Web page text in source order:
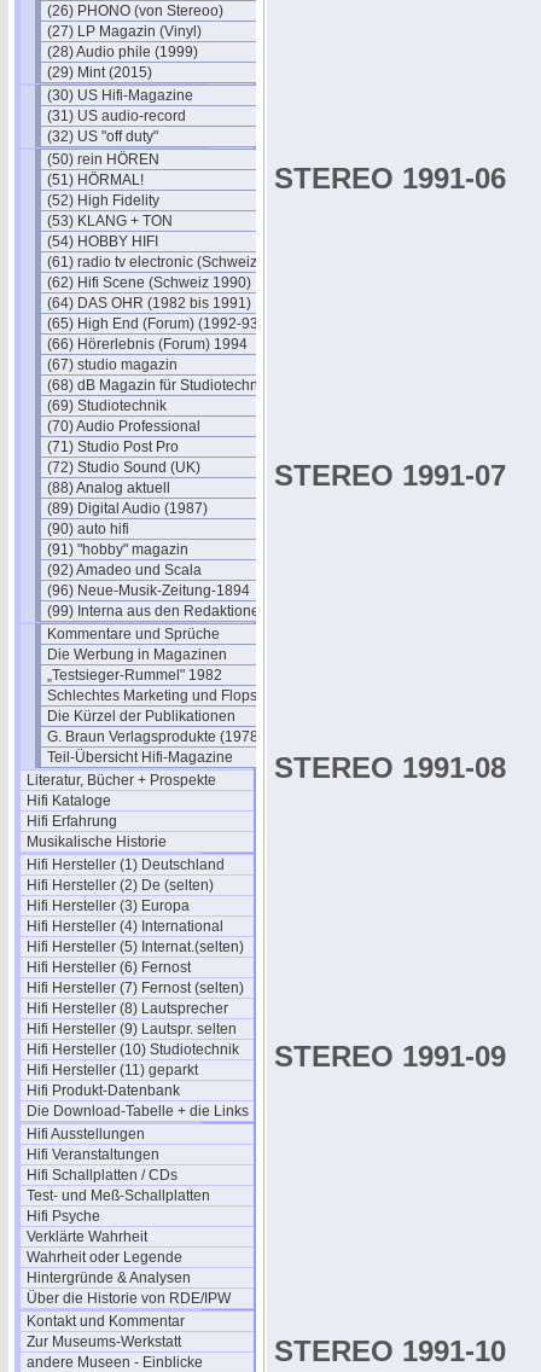
(26) PHONO (von Stereoo)
(27) LP Magazin (Vinyl)
(28) Audio phile (1999)
(29) Mint (2015)
(30) US Hifi-Magazine
(31) US audio-record
(32) US "off duty"
(50) rein HÖREN
(51) HÖRMAL!
(52) High Fidelity
(53) KLANG + TON
(54) HOBBY HIFI
(61) radio tv electronic (Schweiz)
(62) Hifi Scene (Schweiz 1990)
(64) DAS OHR (1982 bis 1991)
(65) High End (Forum) (1992-93)
(66) Hörerlebnis (Forum) 1994
(67) studio magazin
(68) dB Magazin für Studiotechnik
(69) Studiotechnik
(70) Audio Professional
(71) Studio Post Pro
(72) Studio Sound (UK)
(88) Analog aktuell
(89) Digital Audio (1987)
(90) auto hifi
(91) "hobby" magazin
(92) Amadeo und Scala
(96) Neue-Musik-Zeitung-1894
(99) Interna aus den Redaktionen
Kommentare und Sprüche
Die Werbung in Magazinen
„Testsieger-Rummel" 1982
Schlechtes Marketing und Flops
Die Kürzel der Publikationen
G. Braun Verlagsprodukte (1978)
Teil-Übersicht Hifi-Magazine
Literatur, Bücher + Prospekte
Hifi Kataloge
Hifi Erfahrung
Musikalische Historie
Hifi Hersteller (1) Deutschland
Hifi Hersteller (2) De (selten)
Hifi Hersteller (3) Europa
Hifi Hersteller (4) International
Hifi Hersteller (5) Internat.(selten)
Hifi Hersteller (6) Fernost
Hifi Hersteller (7) Fernost (selten)
Hifi Hersteller (8) Lautsprecher
Hifi Hersteller (9) Lautspr. selten
Hifi Hersteller (10) Studiotechnik
Hifi Hersteller (11) geparkt
Hifi Produkt-Datenbank
Die Download-Tabelle + die Links
Hifi Ausstellungen
Hifi Veranstaltungen
Hifi Schallplatten / CDs
Test- und Meß-Schallplatten
Hifi Psyche
Verklärte Wahrheit
Wahrheit oder Legende
Hintergründe & Analysen
Über die Historie von RDE/IPW
Kontakt und Kommentar
Zur Museums-Werkstatt
andere Museen - Einblicke
STEREO 1991-06
STEREO 1991-07
STEREO 1991-08
STEREO 1991-09
STEREO 1991-10